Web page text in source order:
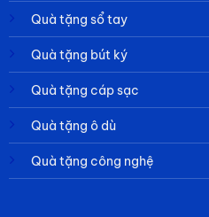
Quà tặng sổ tay
Quà tặng bút ký
Quà tặng cáp sạc
Quà tặng ô dù
Quà tặng công nghệ